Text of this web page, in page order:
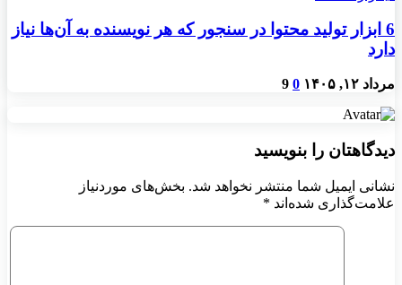
6 ابزار تولید محتوا در سنجور که هر نویسنده به آن‌ها نیاز
دارد
مرداد ۱۲, ۱۴۰۵ 0
9
دیدگاهتان را بنویسید
نشانی ایمیل شما منتشر نخواهد شد. بخش‌های موردنیاز
علامت‌گذاری شده‌اند *